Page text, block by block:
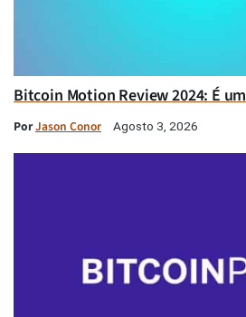
Bitcoin Motion Review 2024: É
PorJason Conor Agosto 3, 2026